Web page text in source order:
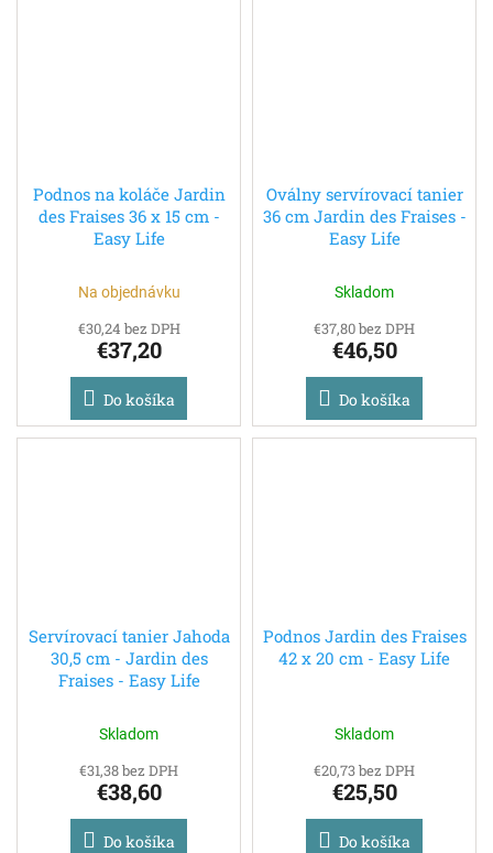
Podnos na koláče Jardin
des Fraises 36 x 15 cm -
Easy Life
Na objednávku
€30,24 bez DPH
€37,20
Do košíka
Oválny servírovací tanier
36 cm Jardin des Fraises -
Easy Life
Skladom
€37,80 bez DPH
€46,50
Do košíka
Servírovací tanier Jahoda
30,5 cm - Jardin des
Fraises - Easy Life
Skladom
€31,38 bez DPH
€38,60
Do košíka
Podnos Jardin des Fraises
42 x 20 cm - Easy Life
Skladom
€20,73 bez DPH
€25,50
Do košíka